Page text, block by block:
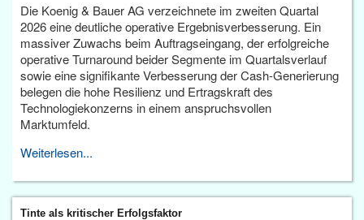
Die Koenig & Bauer AG verzeichnete im zweiten Quartal
2026 eine deutliche operative Ergebnisverbesserung. Ein
massiver Zuwachs beim Auftragseingang, der erfolgreiche
operative Turnaround beider Segmente im Quartalsverlauf
sowie eine signifikante Verbesserung der Cash-Generierung
belegen die hohe Resilienz und Ertragskraft des
Technologiekonzerns in einem anspruchsvollen
Marktumfeld.
Weiterlesen...
Tinte als kritischer Erfolgsfaktor